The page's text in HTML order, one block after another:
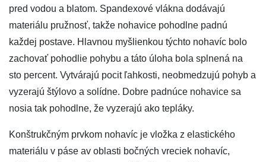
pred vodou a blatom. Spandexové vlákna dodávajú
materiálu pružnosť, takže nohavice pohodlne padnú
každej postave. Hlavnou myšlienkou týchto nohavíc bolo
zachovať pohodlie pohybu a táto úloha bola splnená na
sto percent. Vytvárajú pocit ľahkosti, neobmedzujú pohyb a
vyzerajú štýlovo a solídne. Dobre padnúce nohavice sa
nosia tak pohodlne, že vyzerajú ako tepláky.
Konštrukčným prvkom nohavíc je vložka z elastického
materiálu v páse av oblasti bočných vreciek nohavíc,